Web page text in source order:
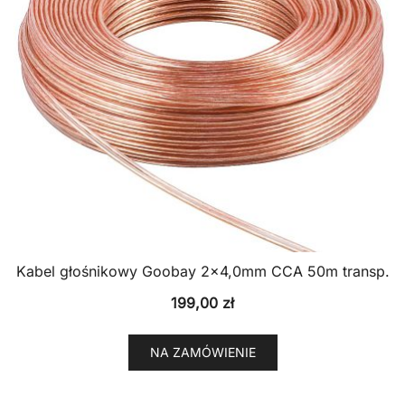
Kabel głośnikowy Goobay 2×4,0mm CCA 50m transp.
199,00 zł
NA ZAMÓWIENIE